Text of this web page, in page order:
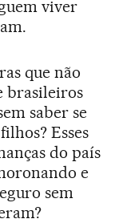
viver
que não
brasileiros
saber se
Esses
do país
e
sem